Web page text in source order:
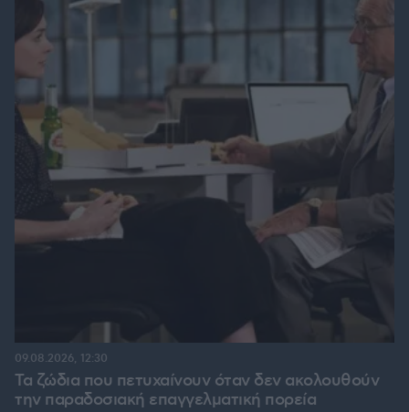
Τα ζώδια που πετυχαίνουν όταν δεν ακολουθούν
την παραδοσιακή επαγγελματική πορεία
09.08.2026, 12:30